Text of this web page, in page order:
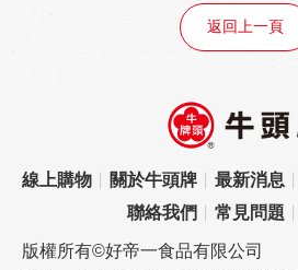
返回上一頁
線上購物 關於牛頭牌 最新消息
聯絡我們
常見問題
版權所有©好帝一食品有限公司